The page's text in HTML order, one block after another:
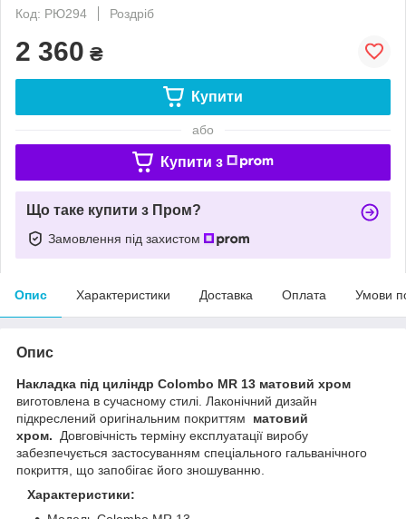
Код: РЮ294
Роздріб
2 360 ₴
Купити
або
Купити з
Що таке купити з Пром?
Замовлення під захистом
Опис Характеристики Доставка Оплата Умови
Опис
Накладка під циліндр Colombo MR 13 матовий хром
виготовлена в сучасному стилі. Лаконічний дизайн
підкреслений оригінальним покриттям
матовий
хром. Довговічність терміну експлуатації виробу
забезпечується застосуванням спеціального гальванічного
покриття, що запобігає його зношуванню.
Характеристики: